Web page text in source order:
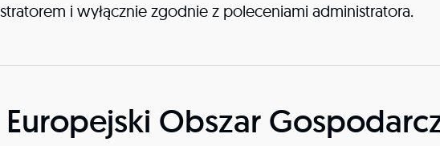
i wyłącznie zgodnie z poleceniami administratora.
Obszar